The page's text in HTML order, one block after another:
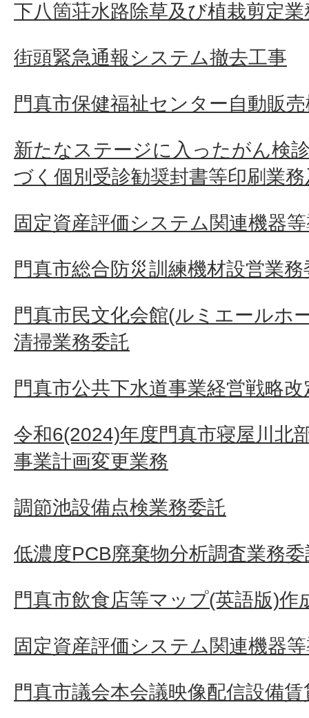
下八箇荘水路除草及び植栽剪定
街頭緊急通報システム撤去工事
門真市保健福祉センター自動販
新たなステージに入ったがん検
づく個別受診勧奨封書等印刷業
固定資産評価システム関連機器
門真市総合防災訓練機材設営業務
門真市民文化会館(ルミエールホ
清掃業務委託
門真市公共下水道事業経営戦略
令和6(2024)年度門真市寝屋川北
事業計画変更業務
調節池設備点検業務委託
低濃度PCB廃棄物分析調査業務委
門真市飲食店等マップ(英語版)作
固定資産評価システム関連機器
門真市議会本会議映像配信設備